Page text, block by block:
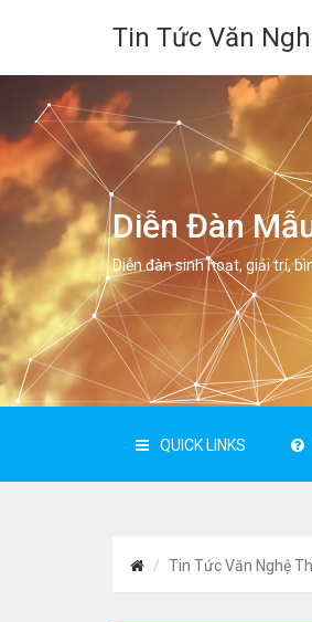
Tin Tức Văn
Diễn Đàn
Diễn đàn sinh hoạt, giải trí,
QUICK LINKS
Tin Tức Văn Nghệ